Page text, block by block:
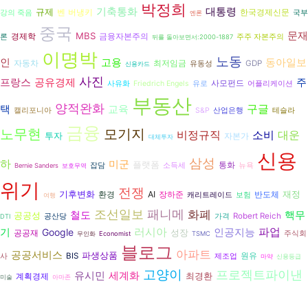
강의 죽음 규제 벤 버냉키 기축통화 박정희 엔론 대통령 한국경제신문 국부
론 경제학 중국 MBS 금융자본주의 뒤를 돌아보면서:2000-1887 주주 자본주의 문재
인 자동차 이명박 고용 신용카드 최저임금 유동성 노동 GDP 동아일보
프랑스 공유경제 사진 사유화 Friedrich Engels 유로 사모펀드 어플리케이션 주
택 캘리포니아 양적완화 교육 부동산 S&P 산업은행 구글 테슬라
노무현 투자 금융 모기지 대체투자 비정규직 자본가 소비 대운
하 Bernie Sanders 보호무역 잡담 미군 플랫폼 소득세 삼성 통화 뉴욕 신용
위기
여행 기후변화 환경 전쟁 AI 장하준 캐리트레이드 보험 반도체 재정
DTI 공공성 공산당 철도 조선일보 패니메 화폐 가격 Robert Reich 핵무
기 공공재 Google 무인화 Economist 러시아 성장 TSMC 인공지능 파업 주식회
사 공공서비스 BIS 파생상품 블로그 아파트 제조업 원유 마약 신용등급
미술 계획경제 아마존 유시민 세계화 고양이 최경환 프로젝트파이낸